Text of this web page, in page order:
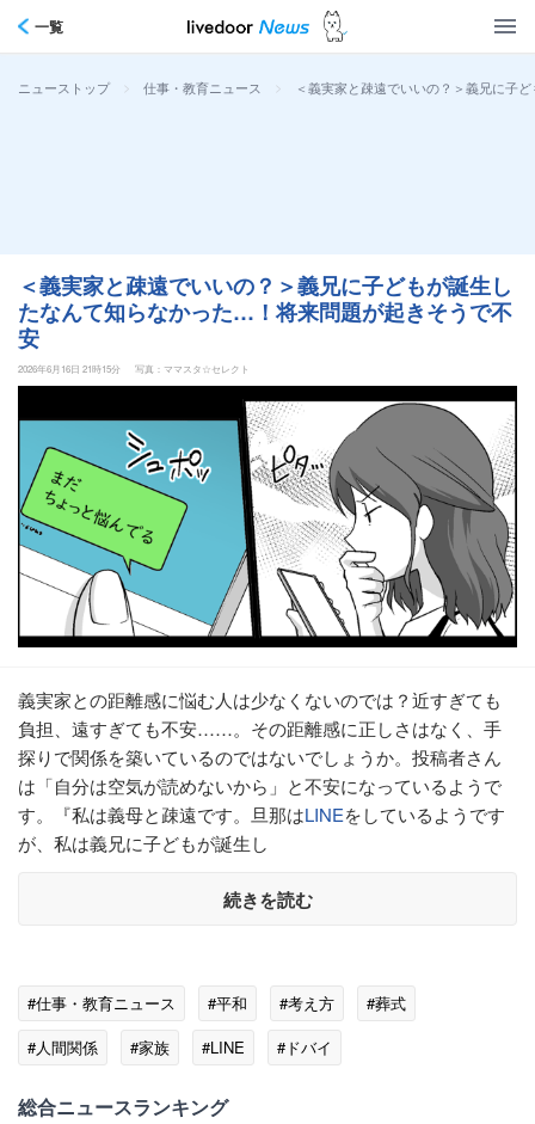
一覧
ニューストップ > 仕事・教育ニュース > ＜義実家と疎遠でいいの？＞義兄に子
＜義実家と疎遠でいいの？＞義兄に子どもが誕生し
たなんて知らなかった…！将来問題が起きそうで不
安
2026年6月16日 21時15分 写真：ママスタ☆セレクト
義実家との距離感に悩む人は少なくないのでは？近すぎても
負担、遠すぎても不安……。その距離感に正しさはなく、手
探りで関係を築いているのではないでしょうか。投稿者さん
は「自分は空気が読めないから」と不安になっているようで
す。『私は義母と疎遠です。旦那はLINEをしているようです
が、私は義兄に子どもが誕生し
続きを読む
#仕事・教育ニュース #平和 #考え方
#葬式
#人間関係
#家族 #LINE #ドバイ
総合ニュースランキング